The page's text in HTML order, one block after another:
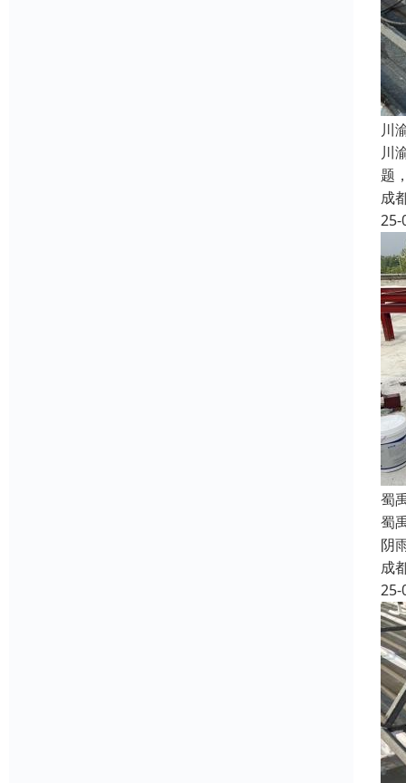
川
川
题
成
25-
蜀
蜀
阴
成
25-